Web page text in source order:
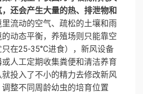
还会产生大量的热、排泄物和
里流动的空气、疏松的土壤和雨
动态平衡，养殖场则只能靠空
在25-35°C进食），新风设备
人工定期收集粪便和清洁养育
投入了不小的精力去修改新风
整不同周龄幼虫的培育位置